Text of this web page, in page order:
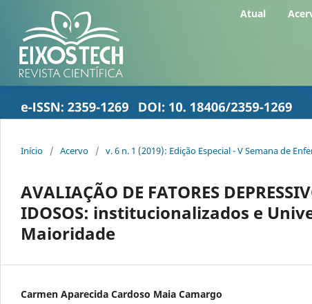
Atual
Início / Acervo / v. 6 n. 1 (2019): Edição Especial - V Semana de
AVALIAÇÃO DE FATORES
IDOSOS: institucionalizados e
Maioridade
Carmen Aparecida Cardoso Maia Camargo